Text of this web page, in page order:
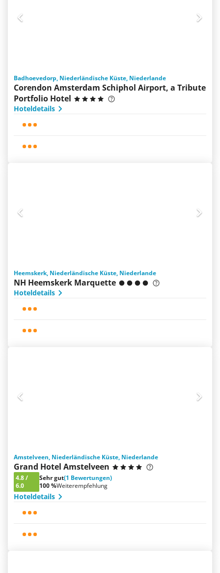
Badhoevedorp, Niederländische Küste, Niederlande
Corendon Amsterdam Schiphol Airport, a Tribute
Portfolio Hotel
Hoteldetails
Heemskerk, Niederländische Küste, Niederlande
NH Heemskerk Marquette
Hoteldetails
Amstelveen, Niederländische Küste, Niederlande
Grand Hotel Amstelveen
4.8/
6.0
Sehr gut(1 Bewertungen)
100 %Weiterempfehlung
Hoteldetails